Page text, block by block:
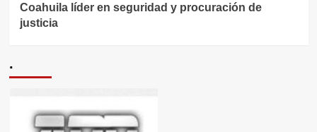
Coahuila líder en seguridad y procuración de
justicia
.